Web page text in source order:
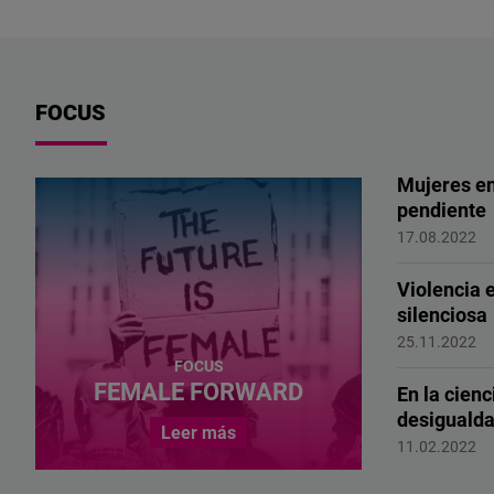
futuro.
FOCUS
FOCUS
FEMALE FORWARD
Leer más
Mujeres
pendiente
Female
17.08.2022
Violencia
silenciosa
FEMALE
25.11.2022
En la
Female
11.02.2022